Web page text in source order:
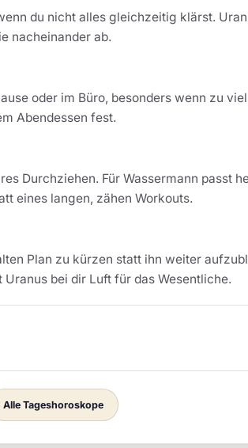
du nicht alles gleichzeitig klärst.
nacheinander ab.
oder im Büro, besonders wenn zu
Abendessen fest.
Durchziehen. Für Wassermann passt
eines langen, zähen Workouts.
Plan zu kürzen statt ihn weiter
bei dir Luft für das Wesentliche.
Alle Tageshoroskope